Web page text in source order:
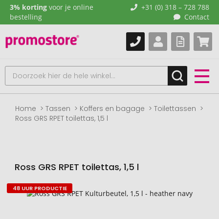
3% korting voor je online
bestelling
+31 (0) 318 – 728 788
Contact
Home Tassen Koffers en bagage
Toilettassen
Ross GRS RPET toilettas, 1,5 l
Ross GRS RPET toilettas, 1,5 l
Naar
48 UUR PRODUCTIE